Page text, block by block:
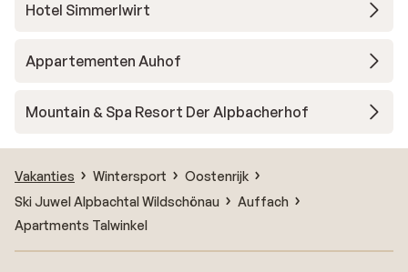
Hotel Simmerlwirt
Appartementen Auhof
Mountain & Spa Resort Der Alpbacherhof
Vakanties Wintersport
Oostenrijk
Ski Juwel Alpbachtal Wildschönau
Auffach
Apartments Talwinkel